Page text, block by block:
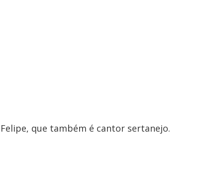
que também é cantor sertanejo.